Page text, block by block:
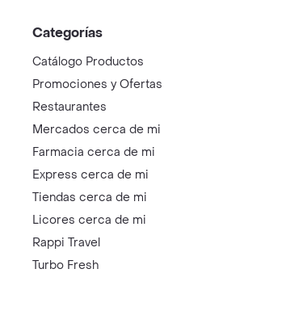
Categorías
Catálogo Productos
Promociones y Ofertas
Restaurantes
Mercados cerca de mi
Farmacia cerca de mi
Express cerca de mi
Tiendas cerca de mi
Licores cerca de mi
Rappi Travel
Turbo Fresh